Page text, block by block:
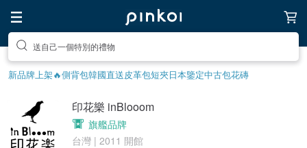
前往打造療癒的放鬆生活
新品牌上架🔥側背包韓國直送皮革包短夾日本鑒定中古包花磚
印花樂 inBlooom
旗艦品牌
台灣 | 2011 開館